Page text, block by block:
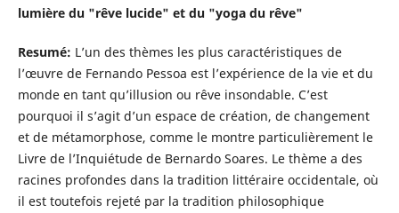
lumière du "rêve lucide" et du "yoga du rêve"
Resumé: L’un des thèmes les plus caractéristiques de
l’œuvre de Fernando Pessoa est l’expérience de la vie et du
monde en tant qu’illusion ou rêve insondable. C’est
pourquoi il s’agit d’un espace de création, de changement
et de métamorphose, comme le montre particulièrement le
Livre de l’Inquiétude de Bernardo Soares. Le thème a des
racines profondes dans la tradition littéraire occidentale, où
il est toutefois rejeté par la tradition philosophique